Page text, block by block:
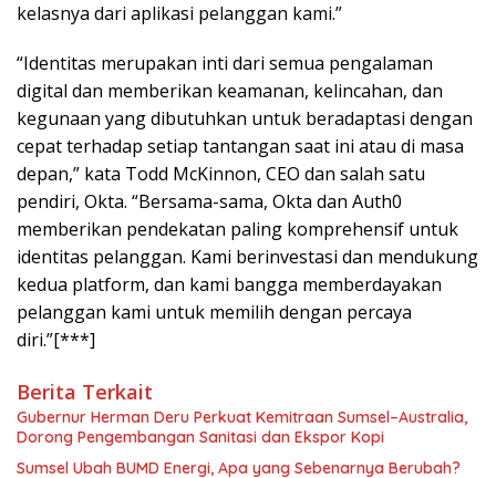
kelasnya dari aplikasi pelanggan kami.”
“Identitas merupakan inti dari semua pengalaman
digital dan memberikan keamanan, kelincahan, dan
kegunaan yang dibutuhkan untuk beradaptasi dengan
cepat terhadap setiap tantangan saat ini atau di masa
depan,” kata Todd McKinnon, CEO dan salah satu
pendiri, Okta. “Bersama-sama, Okta dan Auth0
memberikan pendekatan paling komprehensif untuk
identitas pelanggan. Kami berinvestasi dan mendukung
kedua platform, dan kami bangga memberdayakan
pelanggan kami untuk memilih dengan percaya
diri.”[***]
Berita Terkait
Gubernur Herman Deru Perkuat Kemitraan Sumsel–Australia,
Dorong Pengembangan Sanitasi dan Ekspor Kopi
Sumsel Ubah BUMD Energi, Apa yang Sebenarnya Berubah?